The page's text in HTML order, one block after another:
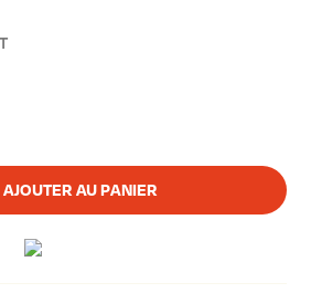
AJOUTER AU PANIER